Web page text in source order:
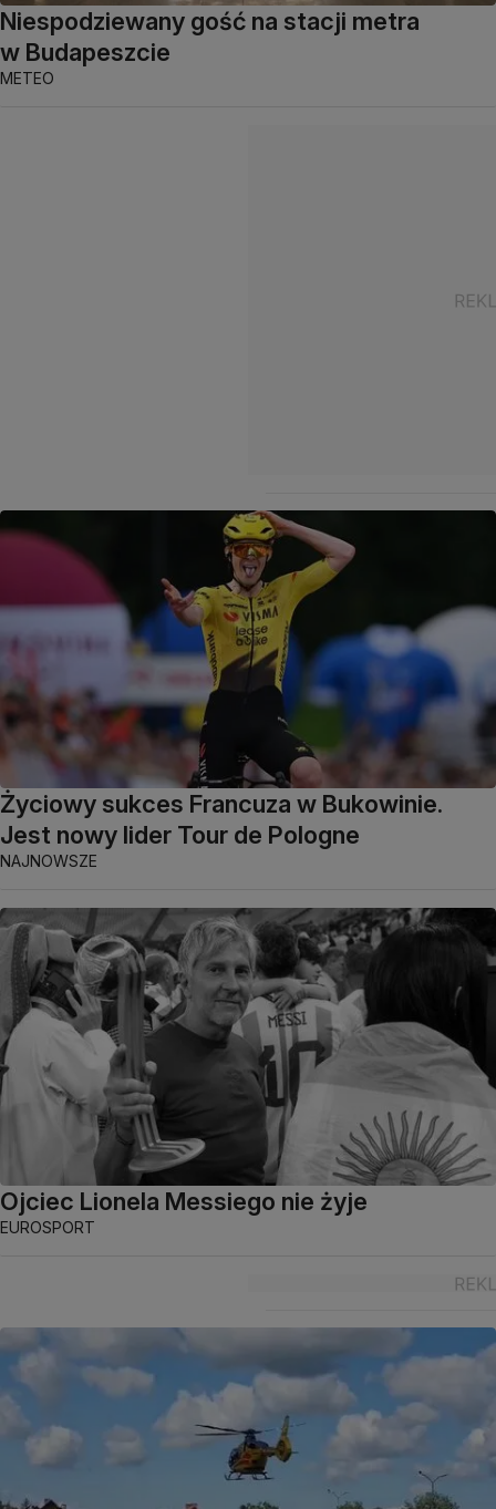
Niespodziewany gość na stacji metra
w Budapeszcie
METEO
Życiowy sukces Francuza w Bukowinie.
Jest nowy lider Tour de Pologne
NAJNOWSZE
Ojciec Lionela Messiego nie żyje
EUROSPORT